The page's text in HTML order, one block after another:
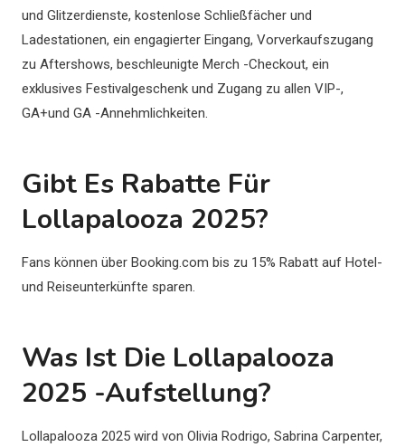
und Glitzerdienste, kostenlose Schließfächer und
Ladestationen, ein engagierter Eingang, Vorverkaufszugang
zu Aftershows, beschleunigte Merch -Checkout, ein
exklusives Festivalgeschenk und Zugang zu allen VIP-,
GA+und GA -Annehmlichkeiten.
Gibt Es Rabatte Für
Lollapalooza 2025?
Fans können über Booking.com bis zu 15% Rabatt auf Hotel-
und Reiseunterkünfte sparen.
Was Ist Die Lollapalooza
2025 -Aufstellung?
Lollapalooza 2025 wird von Olivia Rodrigo, Sabrina Carpenter,